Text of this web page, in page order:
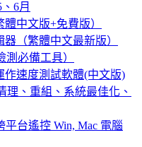
6月
中文版+免費版）
（繁體中文最新版）
必備工具）
作速度測試軟體(中文版)
理、重組、系統最佳化、
台遙控 Win, Mac 電腦